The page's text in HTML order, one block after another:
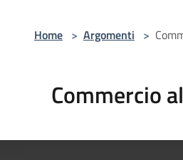
Home > Argomenti >
Commercio